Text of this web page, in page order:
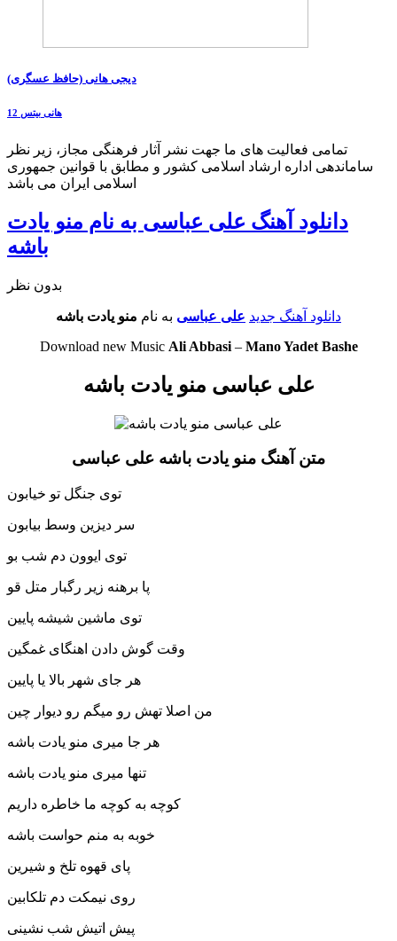
دیجی هانی (حافظ عسگری)
هانی بیتس 12
تمامی فعالیت های ما جهت نشر آثار فرهنگی مجاز، زیر نظر
ساماندهی اداره ارشاد اسلامی کشور و مطابق با قوانین جمهوری
اسلامی ایران می باشد
دانلود آهنگ علی عباسی به نام منو یادت
باشه
بدون نظر
دانلود آهنگ جدید علی عباسی به نام منو یادت باشه
Download new Music Ali Abbasi– Mano Yadet Bashe
علی عباسی منو یادت باشه
متن آهنگ منو یادت باشه علی عباسی
توی جنگل تو خیابون
سر دیزین وسط بیابون
توی ایوون دم شب بو
پا برهنه زیر رگبار متل قو
توی ماشین شیشه پایین
وقت گوش دادن اهنگای غمگین
هر جای شهر بالا یا پایین
من اصلا تهش رو میگم رو دیوار چین
هر جا میری منو یادت باشه
تنها میری منو یادت باشه
کوچه به کوچه ما خاطره داریم
خوبه به منم حواست باشه
پای قهوه تلخ و شیرین
روی نیمکت دم تلکابین
پیش اتیش شب نشینی